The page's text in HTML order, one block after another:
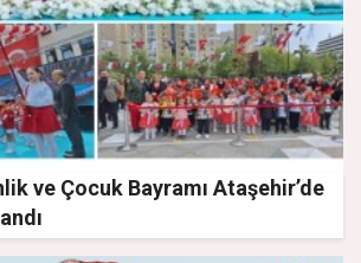
ve Çocuk Bayramı Ataşehir’de